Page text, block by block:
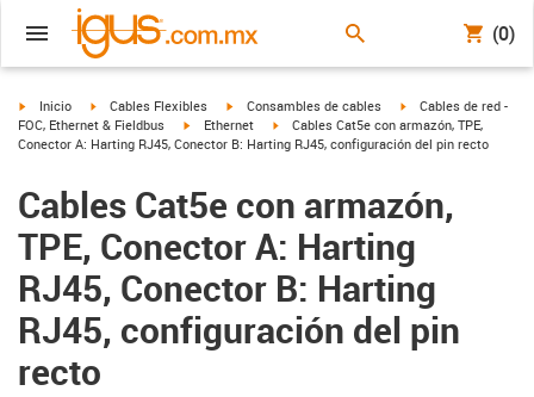
(0)
igus-icon-arrow-right
Inicio igus-icon-arrow-right
Cables Flexibles igus-icon-arrow-right
Consambles de cables igus-icon-arrow-right
Cables de red -
FOC, Ethernet & Fieldbus
igus-icon-arrow-right
Ethernet igus-icon-arrow-right
Cables Cat5e con armazón, TPE,
Conector A: Harting RJ45, Conector B: Harting RJ45, configuración del pin recto
Cables Cat5e con armazón,
TPE, Conector A: Harting
RJ45, Conector B: Harting
RJ45, configuración del pin
recto